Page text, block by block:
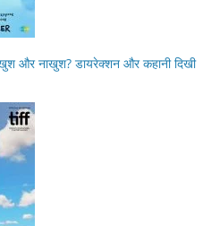
और नाखुश? डायरेक्शन और कहानी दिखी